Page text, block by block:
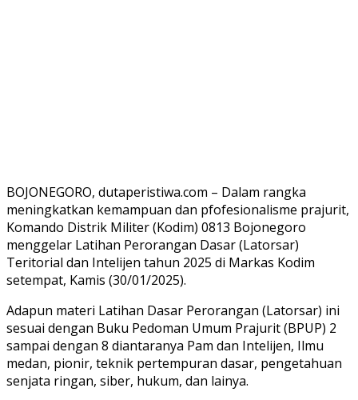
BOJONEGORO, dutaperistiwa.com – Dalam rangka
meningkatkan kemampuan dan pfofesionalisme prajurit,
Komando Distrik Militer (Kodim) 0813 Bojonegoro
menggelar Latihan Perorangan Dasar (Latorsar)
Teritorial dan Intelijen tahun 2025 di Markas Kodim
setempat, Kamis (30/01/2025).
Adapun materi Latihan Dasar Perorangan (Latorsar) ini
sesuai dengan Buku Pedoman Umum Prajurit (BPUP) 2
sampai dengan 8 diantaranya Pam dan Intelijen, Ilmu
medan, pionir, teknik pertempuran dasar, pengetahuan
senjata ringan, siber, hukum, dan lainya.